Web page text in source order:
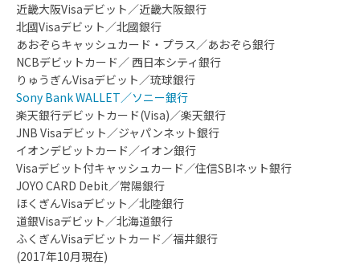
近畿大阪Visaデビット／近畿大阪銀行
北國Visaデビット／北國銀行
あおぞらキャッシュカード・プラス／あおぞら銀行
NCBデビットカード／ 西日本シティ銀行
りゅうぎんVisaデビット／琉球銀行
Sony Bank WALLET／ソニー銀行
楽天銀行デビットカード(Visa)／楽天銀行
JNB Visaデビット／ジャパンネット銀行
イオンデビットカード／イオン銀行
Visaデビット付キャッシュカード／住信SBIネット銀行
JOYO CARD Debit／常陽銀行
ほくぎんVisaデビット／北陸銀行
道銀Visaデビット／北海道銀行
ふくぎんVisaデビットカード／福井銀行
(2017年10月現在)